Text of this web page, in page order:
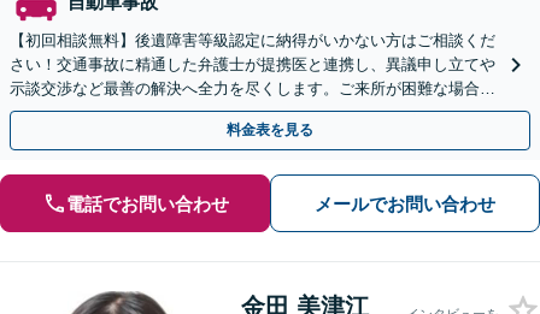
【初回相談無料】後遺障害等級認定に納得がいかない方はご相談くだ
さい！交通事故に精通した弁護士が提携医と連携し、異議申し立てや
示談交渉など最善の解決へ全力を尽くします。ご来所が困難な場合も
柔軟に対応します。【電話・WEB面談可】
料金表を見る
電話でお問い合わせ メールでお問い合わせ
金田 美津江